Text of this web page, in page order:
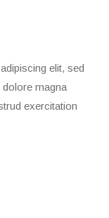
elit, sed
magna
exercitation